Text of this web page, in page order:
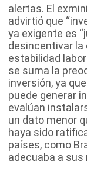
alertas. El
advirtió que
ya exigente es
desincentivar
estabilidad
se suma la
inversión, ya
puede generar
evalúan
un dato menor
haya sido
países, como
adecuaba a